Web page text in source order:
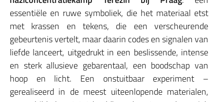
essentiële en ruwe symboliek, die het materiaal etst
met krassen en tekens, die een verscheurende
gebeurtenis vertelt, maar daarin codes en signalen van
liefde lanceert, uitgedrukt in een beslissende, intense
en sterk allusieve gebarentaal, een boodschap van
hoop en licht. Een onstuitbaar experiment –
gerealiseerd in de meest uiteenlopende materialen,